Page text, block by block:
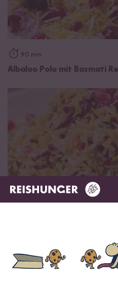
90 min
Albaloo Polo mit Basmati
Javaher Polo mit Basmati